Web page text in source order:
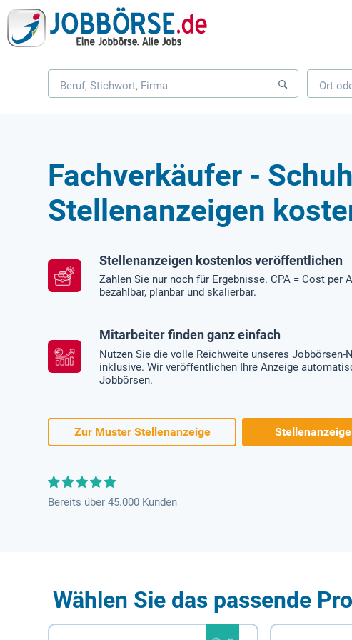
Fachverkäufer -
Stellenanzeigen
Stellenanzeigen kostenlos veröffentlichen
Zahlen Sie nur noch für Ergebnisse. CPA = Cost per
bezahlbar, planbar und skalierbar.
Mitarbeiter finden ganz einfach
Nutzen Sie die volle Reichweite unseres
inklusive. Wir veröffentlichen Ihre Anzeige
Jobbörsen.
Zur Muster Stellenanzeige
Bereits über 45.000 Kunden
Wählen Sie das passende